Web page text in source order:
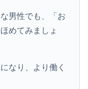
男性でも、「お
めてみましょ
なり、より働く